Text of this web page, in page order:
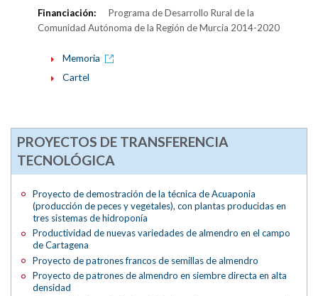
Financiación:
Programa de Desarrollo Rural de la
Comunidad Autónoma de la Región de Murcia 2014-2020
Memoria
Cartel
PROYECTOS DE TRANSFERENCIA
TECNOLÓGICA
Proyecto de demostración de la técnica de Acuaponia
(producción de peces y vegetales), con plantas producidas en
tres sistemas de hidroponía
Productividad de nuevas variedades de almendro en el campo
de Cartagena
Proyecto de patrones francos de semillas de almendro
Proyecto de patrones de almendro en siembre directa en alta
densidad